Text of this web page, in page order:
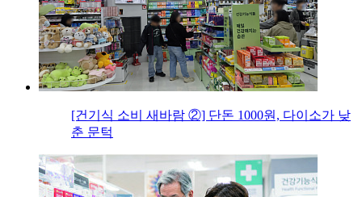
[건기식 소비 새바람 ②] 단돈 1000원, 다이소가 낮
춘 문턱